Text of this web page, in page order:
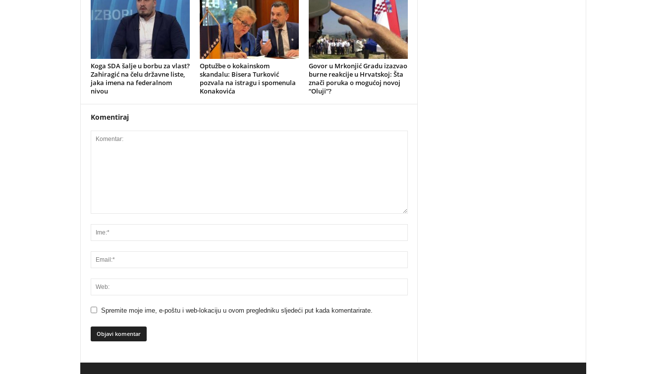
​Koga SDA šalje u borbu za vlast?
Zahiragić na čelu državne liste,
jaka imena na federalnom
nivou
​Optužbe o kokainskom
skandalu: Bisera Turković
pozvala na istragu i spomenula
Konakovića
​Govor u Mrkonjić Gradu izazvao
burne reakcije u Hrvatskoj: Šta
znači poruka o mogućoj novoj
“Oluji”?
Komentiraj
Spremite moje ime, e-poštu i web-lokaciju u ovom pregledniku sljedeći put kada komentarirate.